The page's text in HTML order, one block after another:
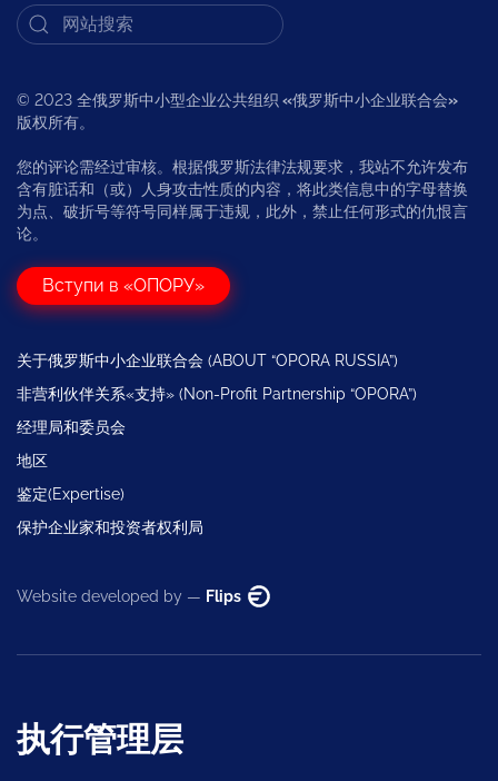
© 2023 全俄罗斯中小型企业公共组织 «俄罗斯中小企业联合会»
版权所有。
您的评论需经过审核。根据俄罗斯法律法规要求，我站不允许发布
含有脏话和（或）人身攻击性质的内容，将此类信息中的字母替换
为点、破折号等符号同样属于违规，此外，禁止任何形式的仇恨言
论。
Вступи в «ОПОРУ»
关于俄罗斯中小企业联合会 (ABOUT “OPORA RUSSIA”)
非营利伙伴关系«支持» (Non-Profit Partnership “OPORA”)
经理局和委员会
地区
鉴定(Expertise)
保护企业家和投资者权利局
Website developed by — Flips
执行管理层